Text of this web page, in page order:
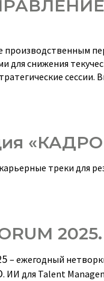
снижения
треки для
– ежегодный
. ИИ для Talent